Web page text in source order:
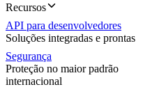
Recursos
API para desenvolvedores
Soluções integradas e prontas
Segurança
Proteção no maior padrão
internacional